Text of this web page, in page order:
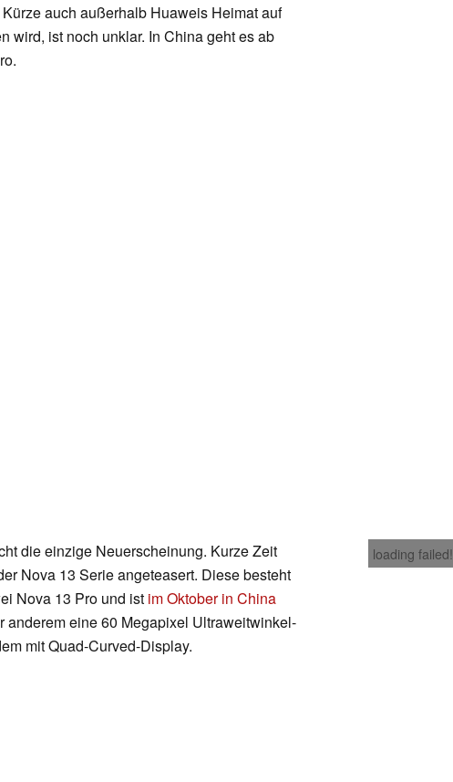
auch außerhalb Huaweis Heimat auf
wird, ist noch unklar. In China geht es ab
loading failed!
die einzige Neuerscheinung. Kurze Zeit
Nova 13 Serie angeteasert. Diese besteht
Nova 13 Pro und ist im Oktober in China
anderem eine 60 Megapixel Ultraweitwinkel-
mit Quad-Curved-Display.